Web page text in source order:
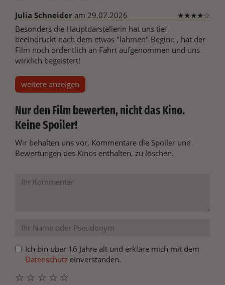
Julia Schneider am 29.07.2026 ★★★★☆
Besonders die Hauptdarstellerin hat uns tief
beeindruckt nach dem etwas "lahmen" Beginn , hat der
Film noch ordentlich an Fahrt aufgenommen und uns
wirklich begeistert!
weitere anzeigen
Nur den Film bewerten, nicht das Kino.
Keine Spoiler!
Wir behalten uns vor, Kommentare die Spoiler und
Bewertungen des Kinos enthalten, zu löschen.
Ich bin über 16 Jahre alt und erkläre mich mit dem
Datenschutz einverstanden.
☆
☆
☆
☆
☆